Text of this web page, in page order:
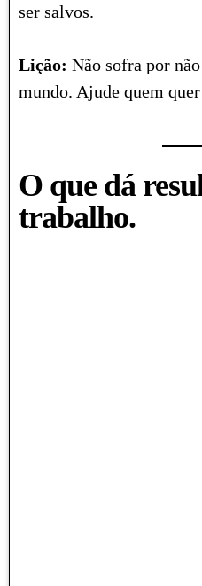
ser salvos.
Lição: Não sofra por
mundo. Ajude quem
O que dá
trabalho.